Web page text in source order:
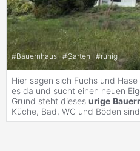
#Bauernhaus #Garten #ruhig
Hier sagen sich Fuchs und
es da und sucht einen neuen
Grund steht dieses urige
Küche, Bad, WC und Böden